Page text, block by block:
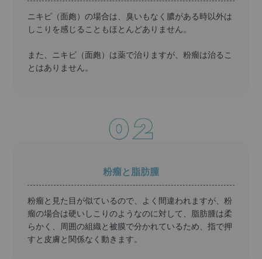
ニキビ（面皰）の場合は、臭いもなく膿がある時以外は
しこりを感じることもほとんどありません。
また、ニキビ（面皰）は薬で治りますが、粉瘤は治るこ
とはありません。
粉瘤と脂肪腫
粉瘤と見た目が似ているので、よく間違われますが、粉
瘤の場合は硬いしこりのようなのに対して、脂肪腫は柔
らかく、周囲の組織と被膜で分かれているため、指で押
すと皮膚と関係なく動きます。